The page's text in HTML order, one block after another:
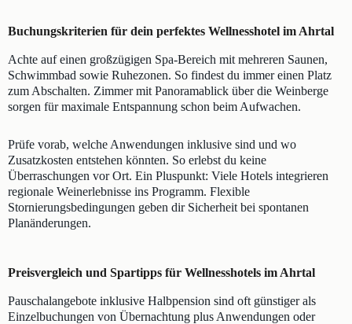
Buchungskriterien für dein perfektes Wellnesshotel im Ahrtal
Achte auf einen großzügigen Spa-Bereich mit mehreren Saunen,
Schwimmbad sowie Ruhezonen. So findest du immer einen Platz
zum Abschalten. Zimmer mit Panoramablick über die Weinberge
sorgen für maximale Entspannung schon beim Aufwachen.
Prüfe vorab, welche Anwendungen inklusive sind und wo
Zusatzkosten entstehen könnten. So erlebst du keine
Überraschungen vor Ort. Ein Pluspunkt: Viele Hotels integrieren
regionale Weinerlebnisse ins Programm. Flexible
Stornierungsbedingungen geben dir Sicherheit bei spontanen
Planänderungen.
Preisvergleich und Spartipps für Wellnesshotels im Ahrtal
Pauschalangebote inklusive Halbpension sind oft günstiger als
Einzelbuchungen von Übernachtung plus Anwendungen oder